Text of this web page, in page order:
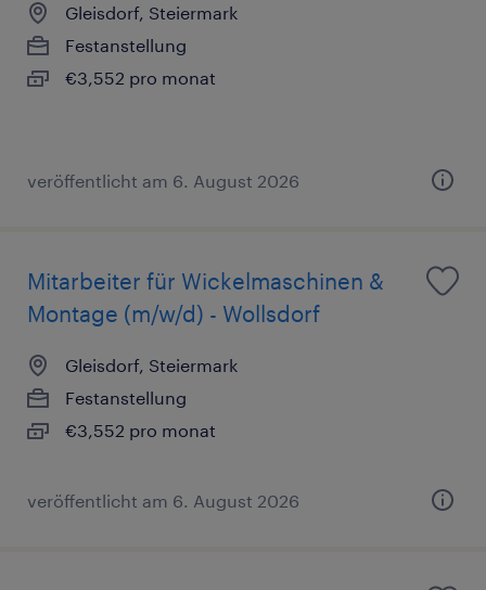
Gleisdorf, Steiermark
Festanstellung
€3,552 pro monat
veröffentlicht am 6. August 2026
Mitarbeiter für Wickelmaschinen &
Montage (m/w/d) - Wollsdorf
Gleisdorf, Steiermark
Festanstellung
€3,552 pro monat
veröffentlicht am 6. August 2026